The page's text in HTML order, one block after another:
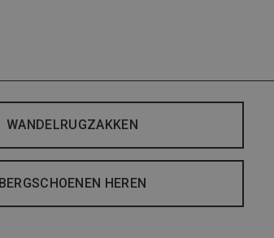
WANDELRUGZAKKEN
BERGSCHOENEN HEREN